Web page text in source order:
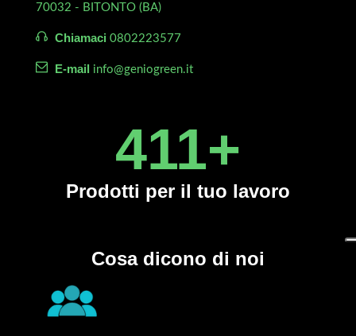
70032 - BITONTO (BA)
Chiamaci 0802223577
E-mail info@geniogreen.it
450+
Prodotti per il tuo lavoro
Cosa dicono di noi